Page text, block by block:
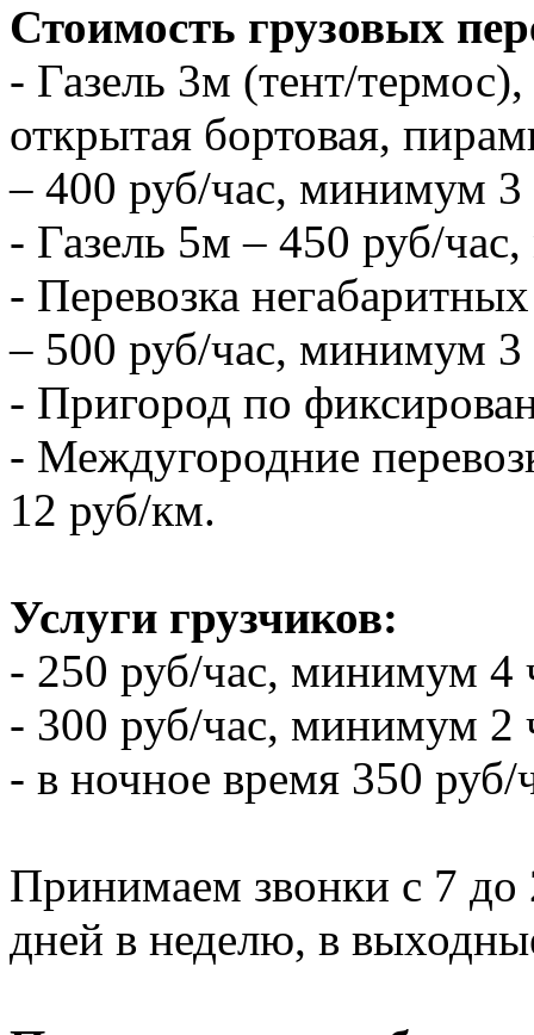
Стоимость грузовых
- Газель 3м (тент/
открытая бортовая,
– 400 руб/час, минимум 3
- Газель 5м – 450 руб/
- Перевозка
– 500 руб/час, минимум 3
- Пригород по
- Междугородние
12 руб/км.
Услуги грузчиков:
- 250 руб/час, минимум 4
- 300 руб/час, минимум 2
- в ночное время 350
Принимаем звонки с 7 до
дней в неделю, в